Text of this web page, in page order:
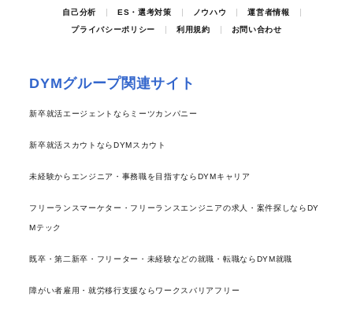
自己分析
ES・選考対策 ノウハウ
運営者情報
プライバシーポリシー
利用規約 お問い合わせ
DYMグループ関連サイト
新卒就活エージェントならミーツカンパニー
新卒就活スカウトならDYMスカウト
未経験からエンジニア・事務職を目指すならDYMキャリア
フリーランスマーケター・フリーランスエンジニアの求人・案件探しならDY
Mテック
既卒・第二新卒・フリーター・未経験などの就職・転職ならDYM就職
障がい者雇用・就労移行支援ならワークスバリアフリー